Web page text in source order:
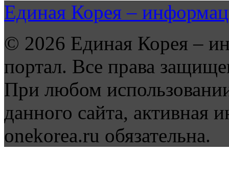
Единая Корея –
© 2026 Единая Корея –
портал. Все права
При любом
данного сайта, активная
onekorea.ru обязательна.